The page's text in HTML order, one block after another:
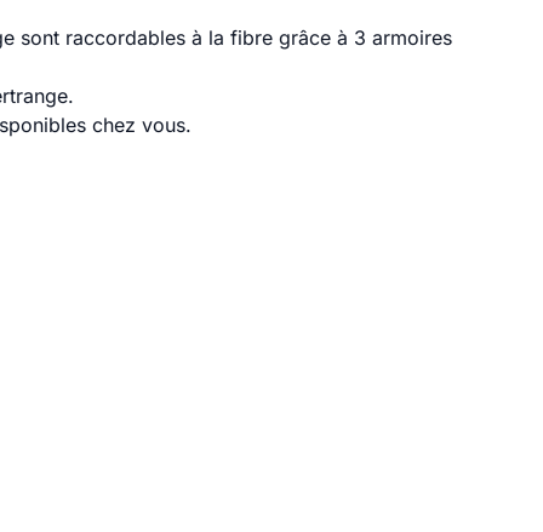
sont raccordables à la fibre grâce à 3 armoires
chez vous.